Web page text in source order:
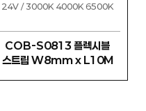
24V / 3000K 4000K 6500K
COB-S0813 플렉시블
스트립 W8mm x L10M